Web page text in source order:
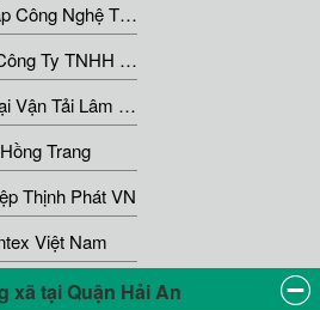
Công Ty Cổ Phần Giải Pháp Công Nghệ Thương Mại THD
Văn Phòng Đại Diện Số 1 Công Ty TNHH MTV Mtfinance
Công Ty TNHH Thương Mại Vận Tải Lâm Thư
Trang
Thịnh Phát VN
Việt Nam
xã tại Quận Hải An